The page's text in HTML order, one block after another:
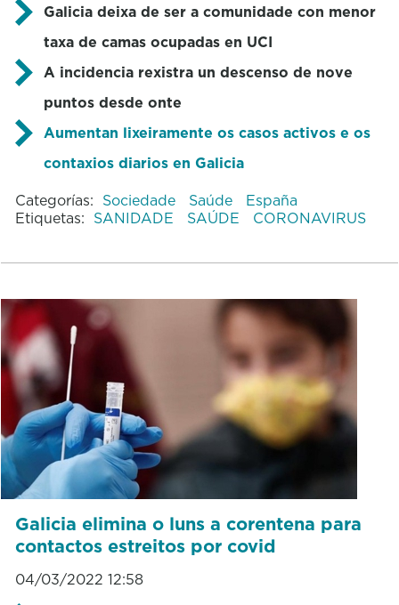
Galicia deixa de ser a comunidade con menor
taxa de camas ocupadas en UCI
A incidencia rexistra un descenso de nove
puntos desde onte
Aumentan lixeiramente os casos activos e os
contaxios diarios en Galicia
Categorías: Sociedade Saúde
España
Etiquetas: SANIDADE SAÚDE CORONAVIRUS
Galicia elimina o luns a corentena para
contactos estreitos por covid
04/03/2022 12:58